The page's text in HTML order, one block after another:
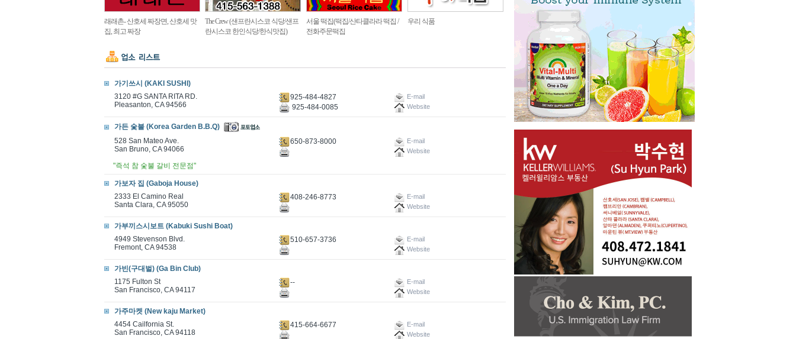
래래촌- 산호세 짜장면, 산호세 맛
집, 최고 짜장
The Crew (샌프란시스코 식당/샌프
란시스코 한인식당/한식맛집)
서울 떡집(떡집/산타클라라 떡집 /
전화주문떡집
우리 식품
가기쓰시 (KAKI SUSHI)
3120 #G SANTA RITA RD.
Pleasanton, CA 94566
925-484-4827 E-mail
925-484-0085 Website
가든 숯불 (Korea Garden B.B.Q)
528 San Mateo Ave.
San Bruno, CA 94066
650-873-8000
E-mail
Website
"즉석 참 숯불 갈비 전문점"
가보자 집 (Gaboja House)
2333 El Camino Real
Santa Clara, CA 95050
408-246-8773
E-mail
Website
가부끼스시보트 (Kabuki Sushi Boat)
4949 Stevenson Blvd.
Fremont, CA 94538
510-657-3736
E-mail
Website
가빈(구대벌) (Ga Bin Club)
1175 Fulton St
San Francisco, CA 94117
--
E-mail
Website
가주마켓 (New kaju Market)
4454 Cailfornia St.
San Francisco, CA 94118
415-664-6677
E-mail
Website